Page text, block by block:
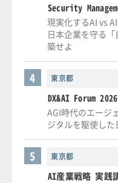
Security
現実化するAI vs
日本企業を守る
築せよ
東京都
4
DX&AI Forum
AGI時代のエージ
ジタルを駆使し
東京都
5
AI産業戦略 実践